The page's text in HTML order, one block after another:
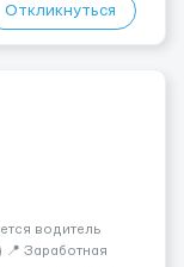
Откликнуться
водитель
📍 Заработная